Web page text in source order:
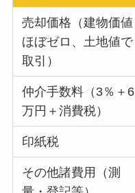
売却価格（建物価値
ほぼゼロ、土地値で
取引）
仲介手数料（3％＋6
万円＋消費税）
印紙税
その他諸費用（測